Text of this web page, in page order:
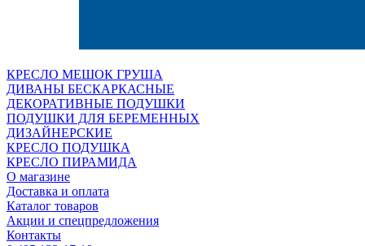
КРЕСЛО МЕШОК ГРУША
ДИВАНЫ БЕСКАРКАСНЫЕ
ДЕКОРАТИВНЫЕ ПОДУШКИ
ПОДУШКИ ДЛЯ БЕРЕМЕННЫХ
ДИЗАЙНЕРСКИЕ
КРЕСЛО ПОДУШКА
КРЕСЛО ПИРАМИДА
О магазине
Доставка и оплата
Каталог товаров
Акции и спецпредложения
Контакты